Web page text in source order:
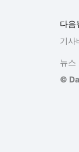
다음
기사
뉴스
©